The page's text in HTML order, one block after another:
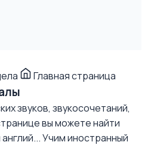
Главная страница
звуков, звукосочетаний,
вы можете найти
Учим иностранный